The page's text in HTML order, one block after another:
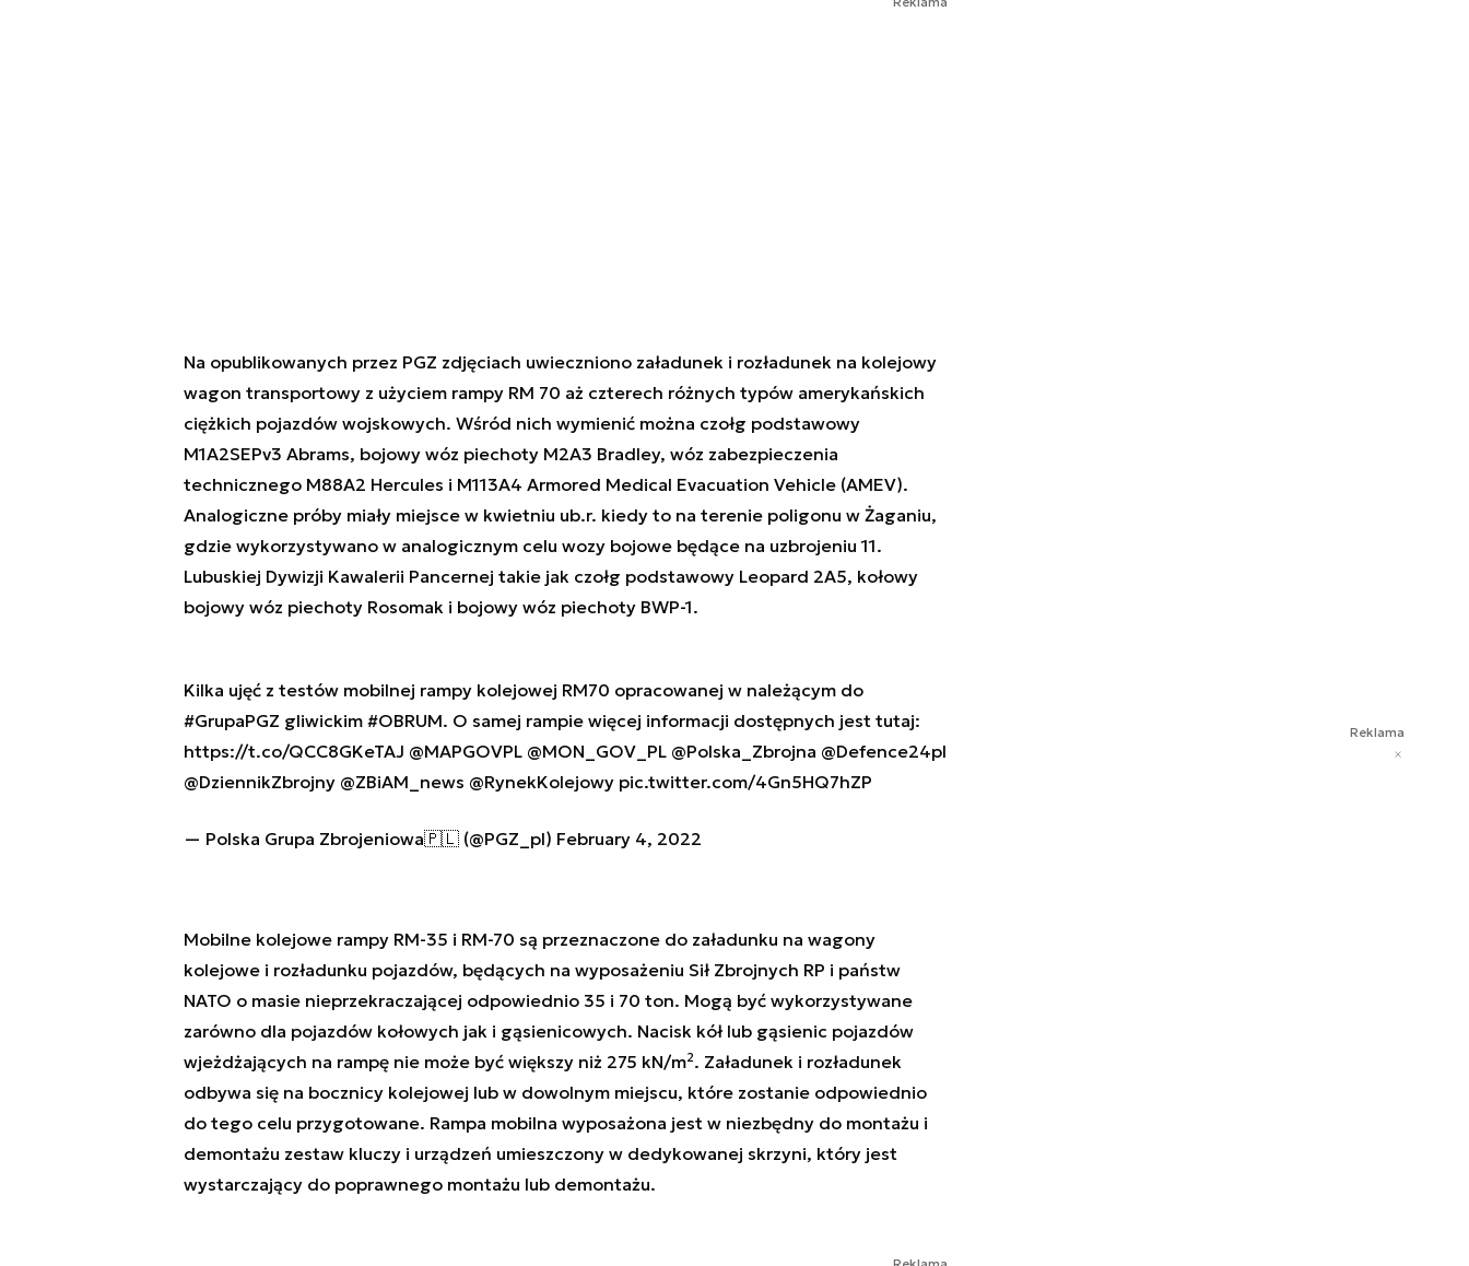
Na opublikowanych przez PGZ zdjęciach uwieczniono załadunek i rozładunek na kolejowy
wagon transportowy z użyciem rampy RM 70 aż czterech różnych typów amerykańskich
ciężkich pojazdów wojskowych. Wśród nich wymienić można czołg podstawowy
M1A2SEPv3 Abrams, bojowy wóz piechoty M2A3 Bradley, wóz zabezpieczenia
technicznego M88A2 Hercules i M113A4 Armored Medical Evacuation Vehicle (AMEV).
Analogiczne próby miały miejsce w kwietniu ub.r. kiedy to na terenie poligonu w Żaganiu,
gdzie wykorzystywano w analogicznym celu wozy bojowe będące na uzbrojeniu 11.
Lubuskiej Dywizji Kawalerii Pancernej takie jak czołg podstawowy Leopard 2A5, kołowy
bojowy wóz piechoty Rosomak i bojowy wóz piechoty BWP-1.
Kilka ujęć z testów mobilnej rampy kolejowej RM70 opracowanej w należącym do
#GrupaPGZ gliwickim #OBRUM. O samej rampie więcej informacji dostępnych jest tutaj:
https://t.co/QCC8GKeTAJ @MAPGOVPL @MON_GOV_PL @Polska_Zbrojna @Defence24pl
@DziennikZbrojny @ZBiAM_news @RynekKolejowy pic.twitter.com/4Gn5HQ7hZP
— Polska Grupa Zbrojeniowa🇵🇱 (@PGZ_pl) February 4, 2022
Mobilne kolejowe rampy RM-35 i RM-70 są przeznaczone do załadunku na wagony
kolejowe i rozładunku pojazdów, będących na wyposażeniu Sił Zbrojnych RP i państw
NATO o masie nieprzekraczającej odpowiednio 35 i 70 ton. Mogą być wykorzystywane
zarówno dla pojazdów kołowych jak i gąsienicowych. Nacisk kół lub gąsienic pojazdów
wjeżdżających na rampę nie może być większy niż 275 kN/m2. Załadunek i rozładunek
odbywa się na bocznicy kolejowej lub w dowolnym miejscu, które zostanie odpowiednio
do tego celu przygotowane. Rampa mobilna wyposażona jest w niezbędny do montażu i
demontażu zestaw kluczy i urządzeń umieszczony w dedykowanej skrzyni, który jest
wystarczający do poprawnego montażu lub demontażu.
Reklama